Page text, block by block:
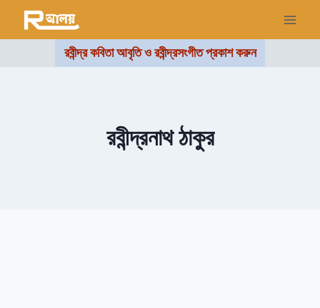
রবীন্দ্র কবিতা আবৃতি ও রবীন্দ্রসংগীত প্রকাশ করুন
রবীন্দ্রনাথ ঠাকুর